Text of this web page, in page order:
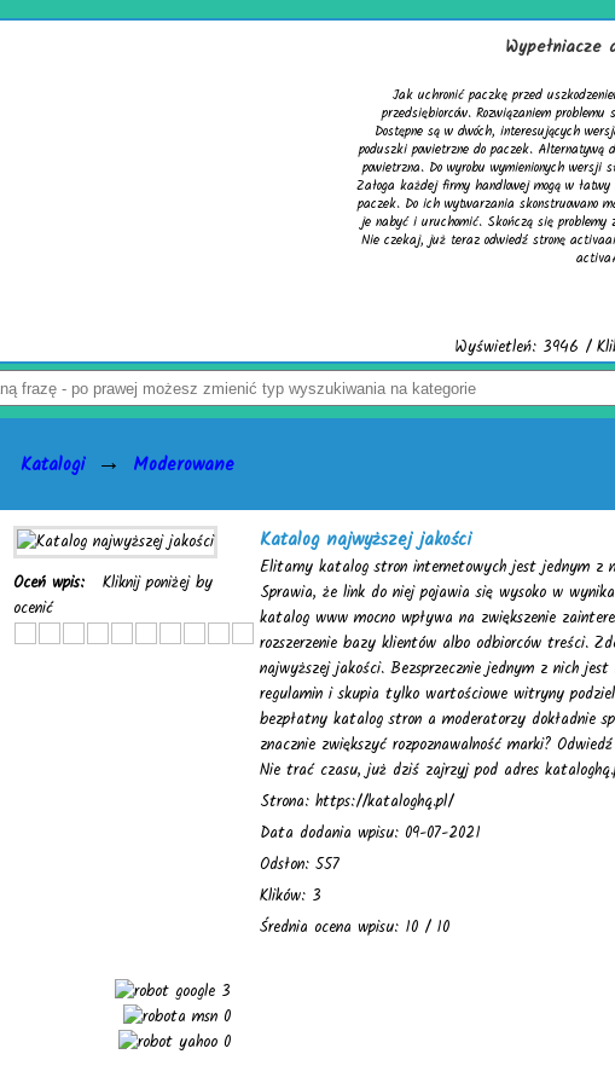
Jak uchronić paczkę przed uszkodzeniem? Z tym pytaniem zmaga się wielu
przedsiębiorców. Rozwiązaniem problemu są skuteczne wypełniacze do kartonów.
Dostępne są w dwóch, interesujących wersjach. Pierwsza to cieszące się uznaniem
poduszki powietrzne do paczek. Alternatywą dla nich jest chroniąca równie dobrze mata
powietrzna. Do wyrobu wymienionych wersji służy folia biodegradowalna do pakowania.
Załoga każdej firmy handlowej mogą w łatwy sposób tworzyć wspomniane wypełniacze do
paczek. Do ich wytwarzania skonstruowano markowe urządzenia activaAir. Trzeba tylko
je nabyć i uruchomić. Skończą się problemy z częstymi zwrotami uszkodzonego towaru.
Nie czekaj, już teraz odwiedź stronę activaair.pl. Znajdziesz na niej pełną ofertę firmy
Katalogi → Moderowane
Oceń wpis:
Kliknij poniżej by
ocenić
Katalog najwyższej jakości
Elitarny katalog stron internetowych jest jednym z
Sprawia, że link do niej pojawia się wysoko w
katalog www mocno wpływa na zwiększenie
rozszerzenie bazy klientów albo odbiorców treści.
najwyższej jakości. Bezsprzecznie jednym z nich
regulamin i skupia tylko wartościowe witryny
bezpłatny katalog stron a moderatorzy dokładnie
znacznie zwiększyć rozpoznawalność marki?
Nie trać czasu, już dziś zajrzyj pod adres
Strona: https://kataloghq.pl/
Data dodania wpisu: 09-07-2021
Odsłon: 557
Klików: 3
Średnia ocena wpisu: 10 / 10
3
0
0